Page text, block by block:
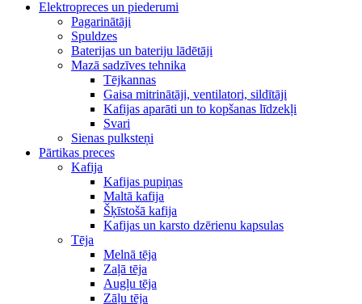
Elektropreces un piederumi
Pagarinātāji
Spuldzes
Baterijas un bateriju lādētāji
Mazā sadzīves tehnika
Tējkannas
Gaisa mitrinātāji, ventilatori, sildītāji
Kafijas aparāti un to kopšanas līdzekļi
Svari
Sienas pulksteņi
Pārtikas preces
Kafija
Kafijas pupiņas
Maltā kafija
Šķīstošā kafija
Kafijas un karsto dzērienu kapsulas
Tēja
Melnā tēja
Zaļā tēja
Augļu tēja
Zāļu tēja